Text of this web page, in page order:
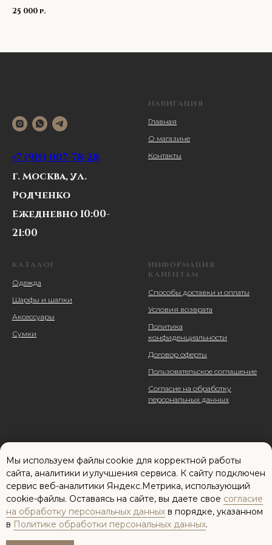
Мы используем файлы cookie для корректной работы
сайта, аналитики и улучшения сервиса. К cайту подключен
сервис веб-аналитики Яндекс.Метрика, использующий
cookie-файлы. Оставаясь на сайте, вы даете свое согласие
на обработку персональных данных в порядке, указанном
в Политике обработки персональных данных.
25 000 р.
+7 (915) 007-78-28
г. Москва, ул.
Родченко
Ежедневно 10:00-
21:00
НАВИГАЦИЯ
Главная
О магазине
Контакты
КАТАЛОГ
Одежда
Шарфы и шапки
Аксессуары
Сумки
ИНФОРМАЦИЯ
КЛИЕНТАМ
Способы доставки и оплаты
Условия возврата
Политика
конфиденциальности
Договор оферты
Пользовательское соглашение
Согласие на обработку
персональных данных
Сайт разработан: Елена Паненкова